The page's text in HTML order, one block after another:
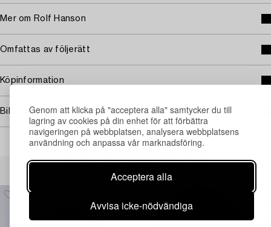
Genom att klicka på "acceptera alla" samtycker du till
lagring av cookies på din enhet för att förbättra
navigeringen på webbplatsen, analysera webbplatsens
användning och anpassa vår marknadsföring.
Acceptera alla
Avvisa icke-nödvändiga
Mer om Rolf Hanson
Omfattas av följerätt
Köpinformation
Bildrättigheter
Andra har även tittat på